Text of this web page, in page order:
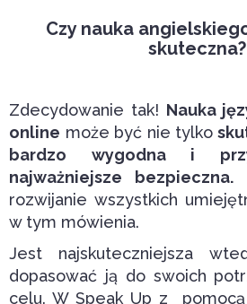
Czy nauka
skuteczna?
Zdecydowanie tak! Nauka
online może być nie tylko
bardzo wygodna i
najważniejsze bezpieczna.
rozwijanie wszystkich
w tym mówienia.
Jest najskuteczniejsza
dopasować ją do swoich
celu. W Speak Up z